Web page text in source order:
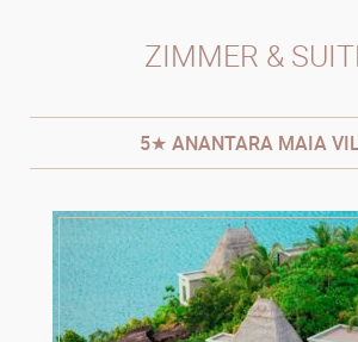
ZIMMER &
5★ ANANTARA MAIA